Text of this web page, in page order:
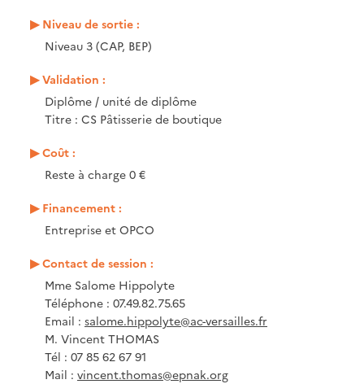
Niveau de sortie :
Niveau 3 (CAP, BEP)
Validation :
Diplôme / unité de diplôme
Titre : CS Pâtisserie de boutique
Coût :
Reste à charge 0 €
Financement :
Entreprise et OPCO
Contact de session :
Mme Salome Hippolyte
Téléphone : 07.49.82.75.65
Email : salome.hippolyte@ac-versailles.fr
M. Vincent THOMAS
Tél : 07 85 62 67 91
Mail : vincent.thomas@epnak.org